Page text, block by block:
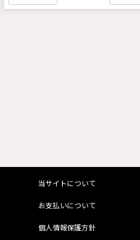
当サイトについて
お支払いについて
個人情報保護方針